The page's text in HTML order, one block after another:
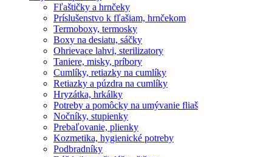
Fľaštičky a hrnčeky
Príslušenstvo k fľašiam, hrnčekom
Termoboxy, termosky
Boxy na desiatu, sáčky
Ohrievace lahvi, sterilizatory
Taniere, misky, príbory
Cumlíky, retiazky na cumlíky
Retiazky a púzdra na cumlíky
Hryzátka, hrkálky
Potreby a pomôcky na umývanie fliaš
Nočníky, stupienky
Prebaľovanie, plienky
Kozmetika, hygienické potreby
Podbradníky